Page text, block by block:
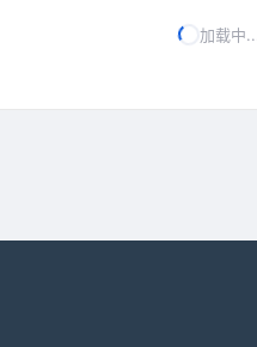
加载中...